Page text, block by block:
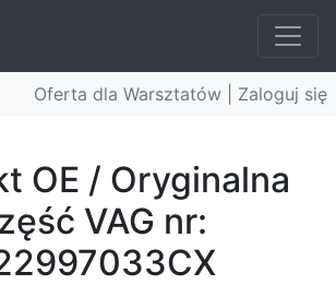
Oferta dla Warsztatów | Zaloguj się
OE / Oryginalna
VAG nr: